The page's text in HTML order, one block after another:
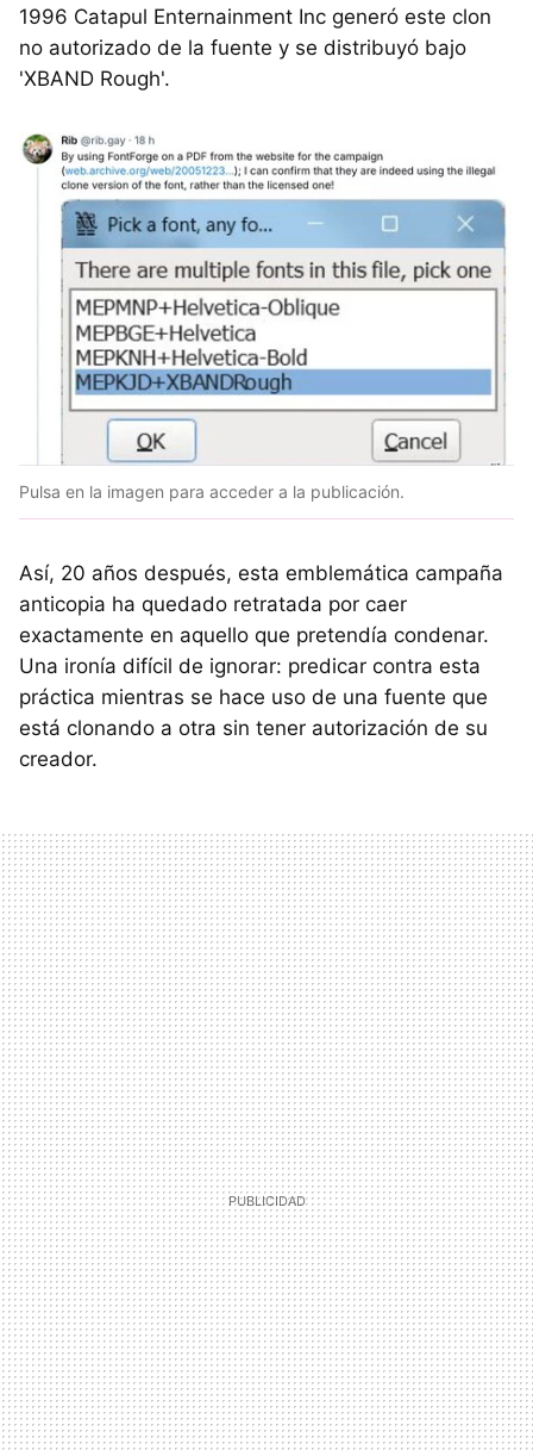
1996 Catapul Enternainment Inc generó este clon
no autorizado de la fuente y se distribuyó bajo
'XBAND Rough'.
Pulsa en la imagen para acceder a la publicación.
Así, 20 años después, esta emblemática campaña
anticopia ha quedado retratada por caer
exactamente en aquello que pretendía condenar.
Una ironía difícil de ignorar: predicar contra esta
práctica mientras se hace uso de una fuente que
está clonando a otra sin tener autorización de su
creador.